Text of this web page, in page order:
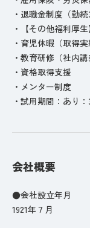
・退職金制度（勤続
・【その他福利厚生
・育児休暇（取得実
・教育研修（社内
・資格取得支援
・メンター制度
・試用期間：あり
会社概要
●会社設立年月
1921年７月